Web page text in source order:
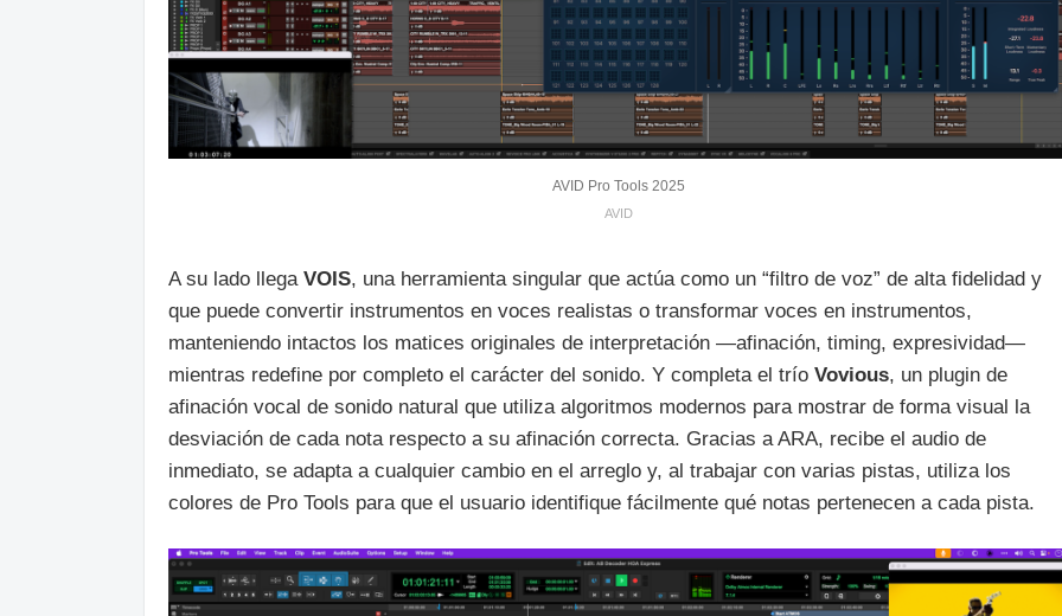
AVID Pro Tools 2025
AVID
A su lado llega VOIS, una herramienta singular que actúa como un “filtro de voz” de alta fidelidad y
que puede convertir instrumentos en voces realistas o transformar voces en instrumentos,
manteniendo intactos los matices originales de interpretación —afinación, timing, expresividad—
mientras redefine por completo el carácter del sonido. Y completa el trío Vovious, un plugin de
afinación vocal de sonido natural que utiliza algoritmos modernos para mostrar de forma visual la
desviación de cada nota respecto a su afinación correcta. Gracias a ARA, recibe el audio de
inmediato, se adapta a cualquier cambio en el arreglo y, al trabajar con varias pistas, utiliza los
colores de Pro Tools para que el usuario identifique fácilmente qué notas pertenecen a cada pista.